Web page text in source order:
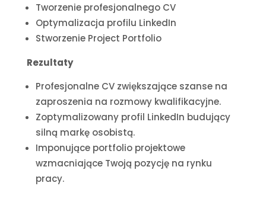
Tworzenie profesjonalnego CV
Optymalizacja profilu LinkedIn
Stworzenie Project Portfolio
Rezultaty
Profesjonalne CV zwiększające szanse na
zaproszenia na rozmowy kwalifikacyjne.
Zoptymalizowany profil LinkedIn budujący
silną markę osobistą.
Imponujące portfolio projektowe
wzmacniające Twoją pozycję na rynku
pracy.